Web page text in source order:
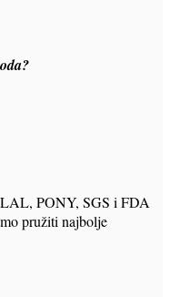
PONY, SGS i FDA
pružiti najbolje